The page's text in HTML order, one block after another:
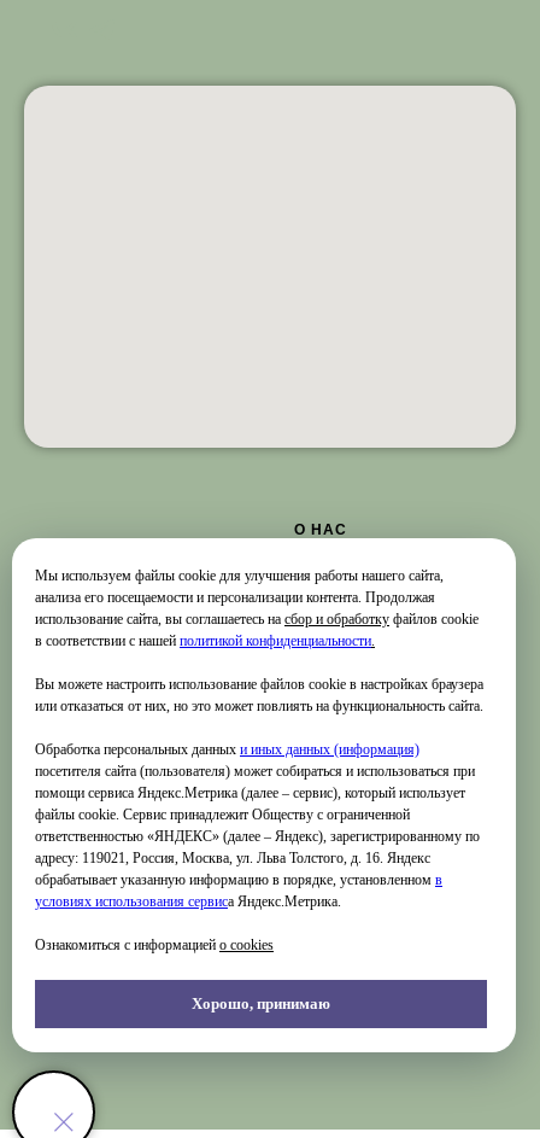
Мы используем файлы cookie для улучшения работы нашего сайта,
анализа его посещаемости и персонализации контента. Продолжая
использование сайта, вы соглашаетесь на сбор и обработку файлов cookie
в соответствии с нашей политикой конфиденциальности.
Вы можете настроить использование файлов cookie в настройках браузера
или отказаться от них, но это может повлиять на функциональность сайта.
Обработка персональных данных и иных данных (информация)
посетителя сайта (пользователя) может собираться и использоваться при
помощи сервиса Яндекс.Метрика (далее – сервис), который использует
файлы cookie. Сервис принадлежит Обществу с ограниченной
ответственностью «ЯНДЕКС» (далее – Яндекс), зарегистрированному по
адресу: 119021, Россия, Москва, ул. Льва Толстого, д. 16. Яндекс
обрабатывает указанную информацию в порядке, установленном в
условиях использования сервиса Яндекс.Метрика.
Ознакомиться с информацией о cookies
Хорошо, принимаю
© 2026ГБУ Г. Москвы"ОКЦ
О НАС
ОГБУ Г. Москвы"ОКЦ
ЮЗАО"
Проекты
Документы
УЧРЕЖДЕНИЯ
Библиотеки
Культурные центры
Спортивные кластеры
УСЛУГИ
Афиша мероприятий
Кружки и студии
Образование
Аренда